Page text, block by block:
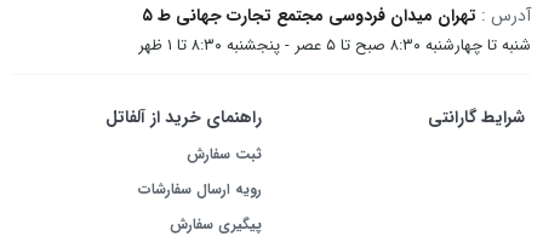
کسانی که می‌خواهند هندزفری مقاوم و راحت برای استفاده روزانه داشته باشند.
دنبال تجربه‌ای شفاف و راحت از موسیقی و مکالمات هستند. همین حالا این هندزفری را
از فروشگاه نوکسو خریداری کرده و از کیفیت عالی آن لذت ببرید.
موجودآدرس : تهران میدان فردوسی مجتمع تجارت جهانی ط ۵
شنبه تا چهارشنبه ۸:۳۰ صبح تا ۵ عصر - پنجشنبه ۸:۳۰ تا ۱ ظهر
شرایط گارانتی راهنمای خرید از آلفاتل
ثبت سفارش
رویه ارسال سفارشات
پیگیری سفارش